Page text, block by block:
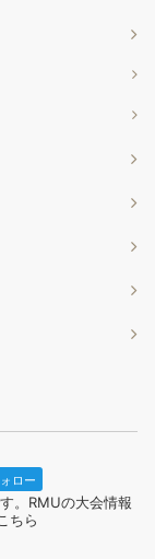
ロー
。RMUの大会情報
ちら